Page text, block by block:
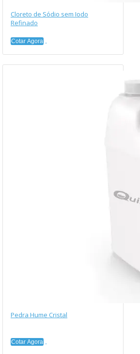
Cloreto de Sódio sem Iodo
Refinado
Cotar Agora
Pedra Hume Cristal
Cotar Agora